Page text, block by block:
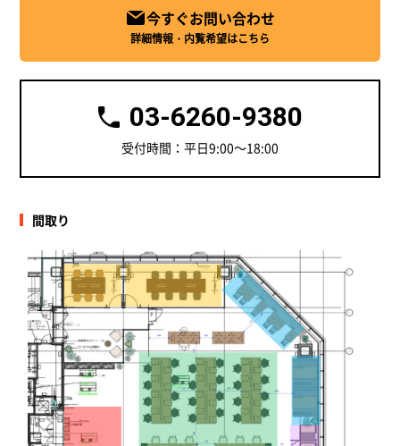
今すぐお問い合わせ
詳細情報・内覧希望はこちら
03-6260-9380
受付時間：平日9:00～18:00
間取り